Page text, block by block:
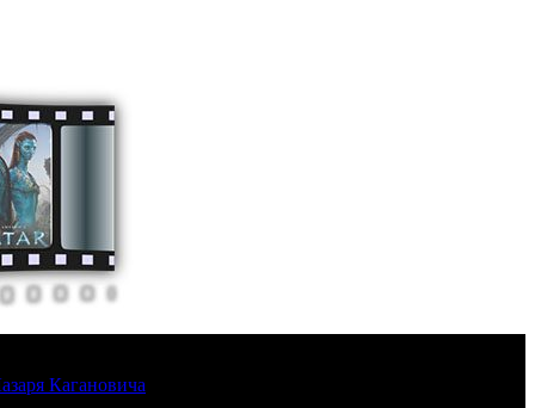
Кагановича